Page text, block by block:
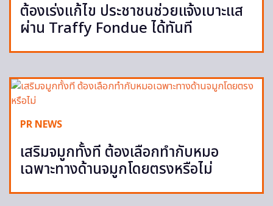
ต้องเร่งแก้ไข ประชาชนช่วยแจ้งเบาะแส
ผ่าน Traffy Fondue ได้ทันที
PR NEWS
เสริมจมูกทั้งที ต้องเลือกทำกับหมอ
เฉพาะทางด้านจมูกโดยตรงหรือไม่